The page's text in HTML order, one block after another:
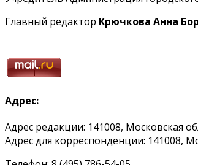
Главный редактор Крючкова Анна
Адрес:
Адрес редакции: 141008, Московская
Адрес для корреспонденции: 141008,